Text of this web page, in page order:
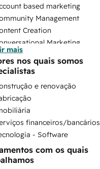
based marketing
Management
Creation
Marketing
Implementation
Migration
API Integrations
Marketing
Success Training
Marketing
Inbound Marketing Services
Desk Implementation
Base Development
Advertising
mais
nos quais somos
e renovação
financeiros/bancários
- Software
com os quais